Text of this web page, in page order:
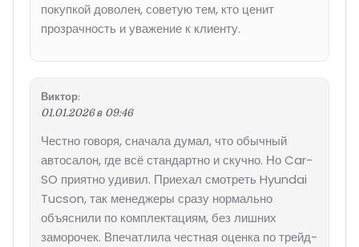
покупкой доволен, советую тем, кто ценит
прозрачность и уважение к клиенту.
Виктор:
01.01.2026 в 09:46
Честно говоря, сначала думал, что обычный
автосалон, где всё стандартно и скучно. Но Car-
SO приятно удивил. Приехал смотреть Hyundai
Tucson, так менеджеры сразу нормально
объяснили по комплектациям, без лишних
заморочек. Впечатлила честная оценка по трейд-